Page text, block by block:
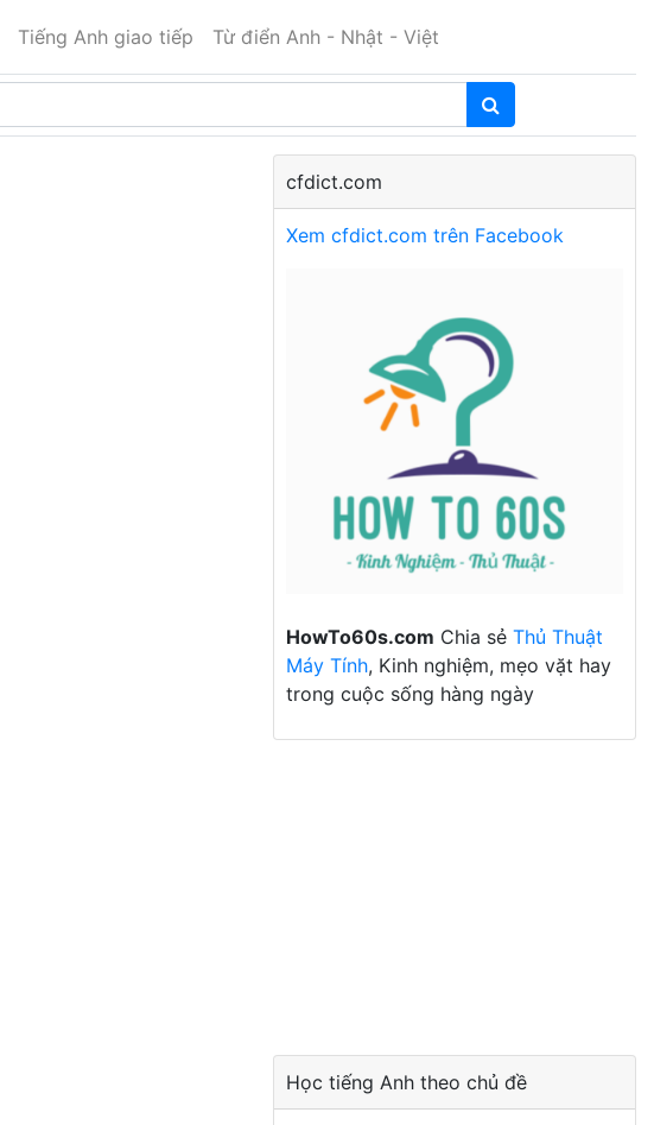
Tiếng Anh giao tiếp Từ điển Anh - Nhật - Việt
cfdict.com
Xem cfdict.com trên Facebook
HowTo60s.com Chia sẻ Thủ Thuật
Máy Tính, Kinh nghiệm, mẹo vặt hay
trong cuộc sống hàng ngày
Học tiếng Anh theo chủ đề